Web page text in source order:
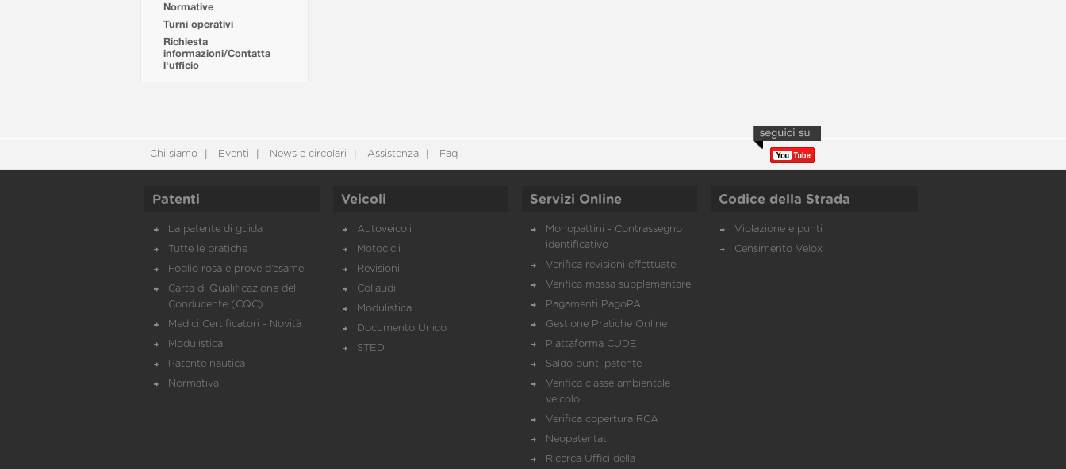
Normative
Turni operativi
Richiesta
informazioni/Contatta
l'ufficio
Chi siamo Eventi News e circolari Assistenza Faq
Patenti
La patente di guida
Tutte le pratiche
Foglio rosa e prove d’esame
Carta di Qualificazione del
Conducente (CQC)
Medici Certificatori - Novità
Modulistica
Patente nautica
Normativa
Veicoli
Autoveicoli
Motocicli
Revisioni
Collaudi
Modulistica
Documento Unico
STED
Servizi Online
Monopattini - Contrassegno
identificativo
Verifica revisioni effettuate
Verifica massa supplementare
Pagamenti PagoPA
Gestione Pratiche Online
Piattaforma CUDE
Saldo punti patente
Verifica classe ambientale
veicolo
Verifica copertura RCA
Neopatentati
Ricerca Uffici della
Codice della Strada
Violazione e punti
Censimento Velox